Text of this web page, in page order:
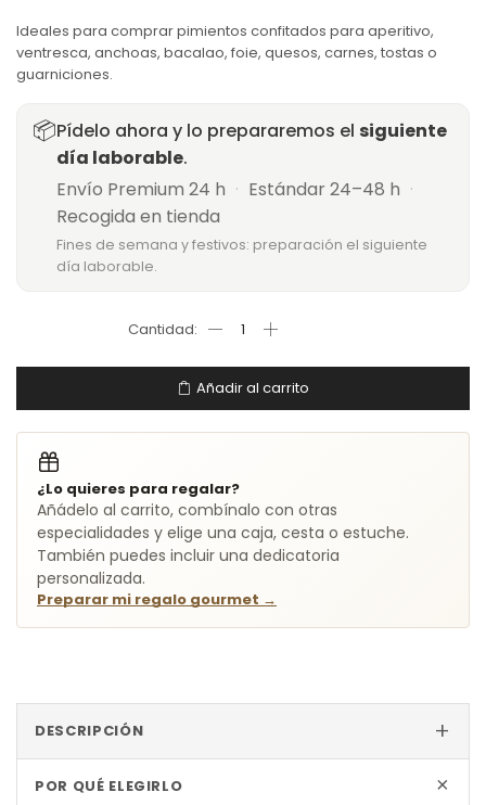
Ideales para comprar pimientos confitados para aperitivo,
ventresca, anchoas, bacalao, foie, quesos, carnes, tostas o
guarniciones.
📦Pídelo ahora y lo prepararemos el siguiente
día laborable.
Envío Premium 24 h · Estándar 24–48 h ·
Recogida en tienda
Fines de semana y festivos: preparación el siguiente
día laborable.
Añadir al carrito
¿Lo quieres para regalar?
Añádelo al carrito, combínalo con otras
especialidades y elige una caja, cesta o estuche.
También puedes incluir una dedicatoria
personalizada.
Preparar mi regalo gourmet →
DESCRIPCIÓN +
POR QUÉ ELEGIRLO +